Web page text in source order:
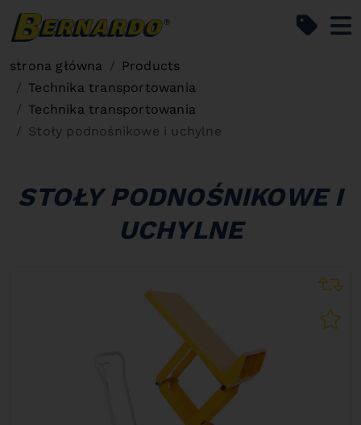
strona główna
Products
Technika transportowania
Technika transportowania
Stoły podnośnikowe i uchylne
STOŁY PODNOŚNIKOWE I
UCHYLNE